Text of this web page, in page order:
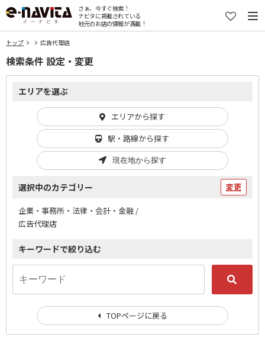
さぁ、今すぐ検索！
ナビタに掲載されている
地元のお店の情報が満載！
トップ 広告代理店
検索条件 設定・変更
エリアを選ぶ
エリアから探す
駅・路線から探す
現在地から探す
選択中のカテゴリー 変更
企業・事務所・法律・会計・金融 /
広告代理店
キーワードで絞り込む
TOPページに戻る